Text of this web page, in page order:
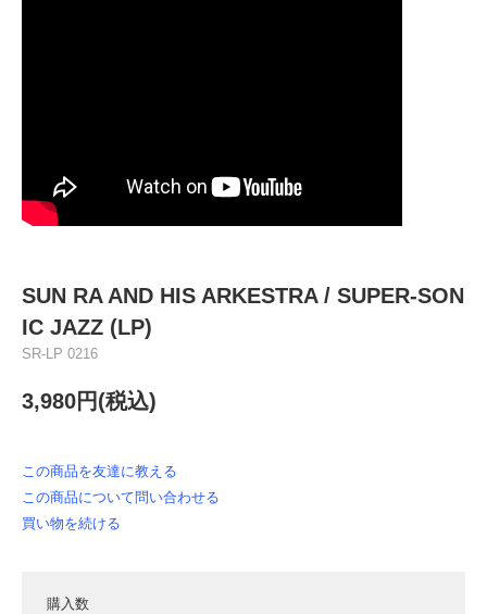
SUN RA AND HIS ARKESTRA / SUPER-SON
IC JAZZ (LP)
SR-LP 0216
3,980円(税込)
この商品を友達に教える
この商品について問い合わせる
買い物を続ける
購入数